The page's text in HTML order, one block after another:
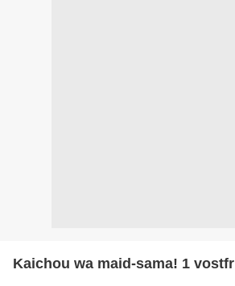
Kaichou wa maid-sama! 1 vostfr